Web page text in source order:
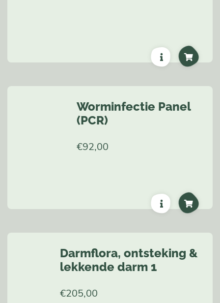
Worminfectie Panel
(PCR)
€92,00
Darmflora, ontsteking &
lekkende darm 1
€205,00